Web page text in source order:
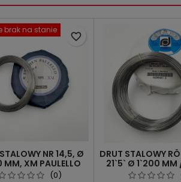
brak na stanie
NR 14,5, Ø
XM PAULELLO
(0)
favorite_border
DRUT STALOWY
21`5` Ø 1`200